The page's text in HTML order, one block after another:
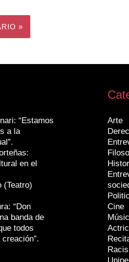
“Estamos
a la
en el
(Teatro)
“Don
banda de
todos
Arte
Cine